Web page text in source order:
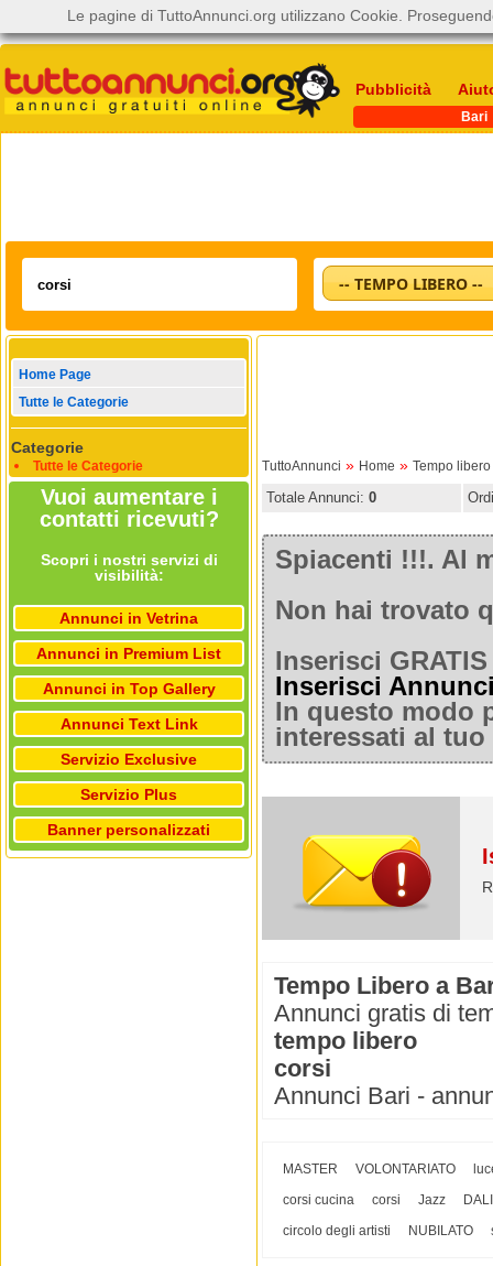
Pubblicità
Bari
-- TEMPO LIBERO --
Home Page
Tutte le Categorie
Categorie
Tutte le Categorie
Vuoi aumentare i
contatti ricevuti?
Scopri i nostri servizi di
visibilità:
Annunci in Vetrina
Annunci in Premium List
Annunci in Top Gallery
Annunci Text Link
Servizio Exclusive
Servizio Plus
Banner personalizzati
TuttoAnnunci » Home » Tempo libero
Totale Annunci: 0
Spiacenti !!!. Al
Non hai trovato
Inserisci
Inserisci
In questo modo
interessati al
Tempo Libero a
Annunci gratis di
tempo libero
corsi
Annunci Bari -
MASTER VOLONTARIATO
corsi cucina
corsi Jazz
circolo degli artisti
NUBILATO
Le pagine di TuttoAnnunci.org utilizzano Cookie.